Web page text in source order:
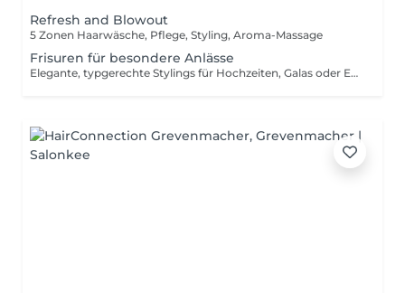
Refresh and Blowout
5 Zonen Haarwäsche, Pflege, Styling, Aroma-Massage
Frisuren für besondere Anlässe
Elegante, typgerechte Stylings für Hochzeiten, Galas oder Events Individuell kreiert für einen unvergesslichen Auftritt.